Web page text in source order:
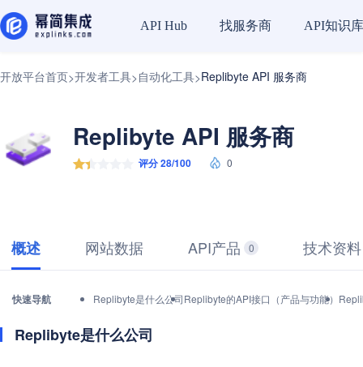
API Hub 找服务商 API知识库
开放平台首页>开发者工具>自动化工具>Replibyte API 服务商
Replibyte API 服务商
评分 28/100 0
概述 网站数据 API产品 0 技术资料
快速导航 Replibyte是什么公司Replibyte的API接口（产品与功能）
Replibyte是什么公司